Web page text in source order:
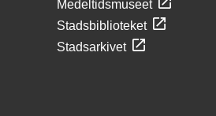
Medeltidsmuseet
Stadsbiblioteket
Stadsarkivet